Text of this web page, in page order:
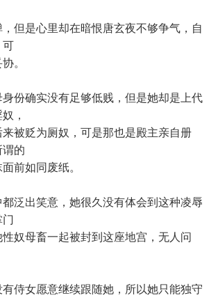
是心里却在暗恨唐玄夜不够争气，自
可
。
确实没有足够低贱，但是她却是上代
，
被贬为厕奴，可是那也是殿主亲自册
谓的
前如同废纸。
出笑意，她很久没有体会到这种凌辱
奴母畜一起被封到这座地宫，无人问
女愿意继续跟随她，所以她只能独守